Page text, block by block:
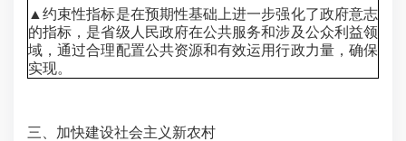
▲约束性指标是在预期性基础上进一步强化了政府意志
的指标，是省级人民政府在公共服务和涉及公众利益领
域，通过合理配置公共资源和有效运用行政力量，确保
实现。
三、加快建设社会主义新农村